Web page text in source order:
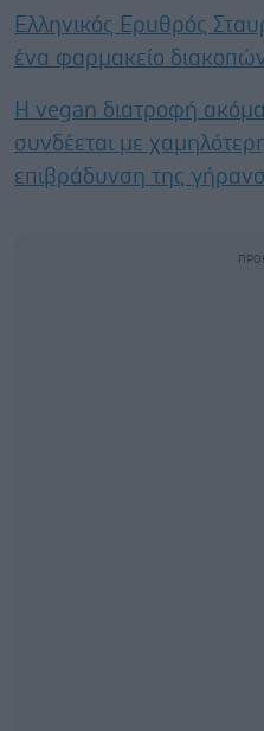
Ελληνικός Ερυθρός
ένα φαρμακείο
Η vegan διατροφή
συνδέεται με
επιβράδυνση της